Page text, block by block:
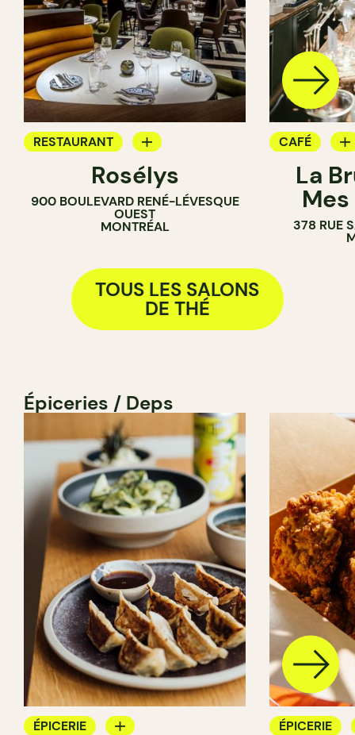
RESTAURANT
SALLE DE THÉRosélys
900 BOULEVARD RENÉ-LÉVESQUE
OUEST
MONTRÉAL
CAFÉ
SALLE DE
COMPTOIR
La
378 RUE
TOUS LES SALONS
DE THÉ
Épiceries / Deps
ÉPICERIE
ÉPICERIE